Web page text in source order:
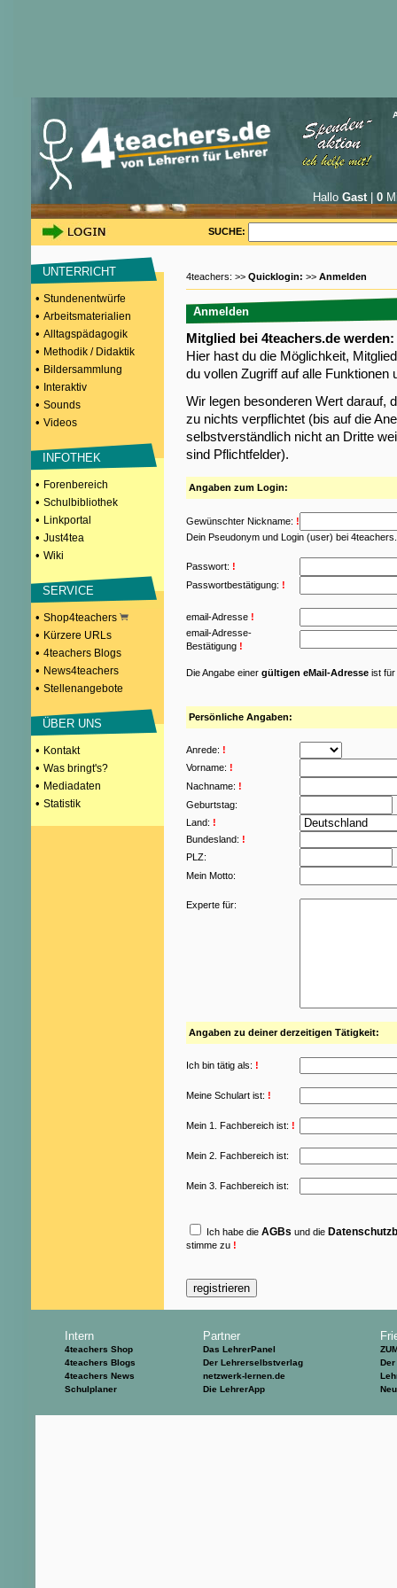
Hallo Gast| 0
SUCHE:
UNTERRICHT
• Stundenentwürfe
• Arbeitsmaterialien
• Alltagspädagogik
• Methodik / Didaktik
• Bildersammlung
• Interaktiv
• Sounds
• Videos
INFOTHEK
• Forenbereich
• Schulbibliothek
• Linkportal
• Just4tea
• Wiki
SERVICE
• Shop4teachers
• Kürzere URLs
• 4teachers Blogs
• News4teachers
• Stellenangebote
ÜBER UNS
• Kontakt
• Was bringt's?
• Mediadaten
• Statistik
4teachers: >> Quicklogin: >> Anmelden
Anmelden
Mitglied bei 4teachers.de werden:
Hier hast du die Möglichkeit,
du vollen Zugriff auf alle Funktionen
Wir legen besonderen Wert darauf,
zu nichts verpflichtet (bis auf die
selbstverständlich nicht an Dritte
sind Pflichtfelder).
Angaben zum Login:
Gewünschter Nickname: !
Dein Pseudonym und Login (user) bei
Passwort: !
Passwortbestätigung: !
email-Adresse !
email-Adresse-
Bestätigung !
Die Angabe einer gültigen eMail-Adresse ist für
Persönliche Angaben:
Anrede: !
Vorname: !
Nachname: !
Geburtstag:
Land: !
Bundesland: !
PLZ:
Mein Motto:
Experte für:
Angaben zu deiner derzeitigen Tätigkeit:
Ich bin tätig als: !
Meine Schulart ist: !
Mein 1. Fachbereich ist: !
Mein 2. Fachbereich ist:
Mein 3. Fachbereich ist:
Ich habe die AGBs und die
stimme zu !
Intern
4teachers Shop
4teachers Blogs
4teachers News
Schulplaner
Partner
Das LehrerPanel
Der Lehrerselbstverlag
netzwerk-lernen.de
Die LehrerApp